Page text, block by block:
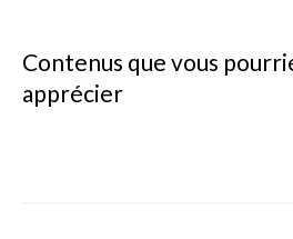
Contenus que vous
apprécier